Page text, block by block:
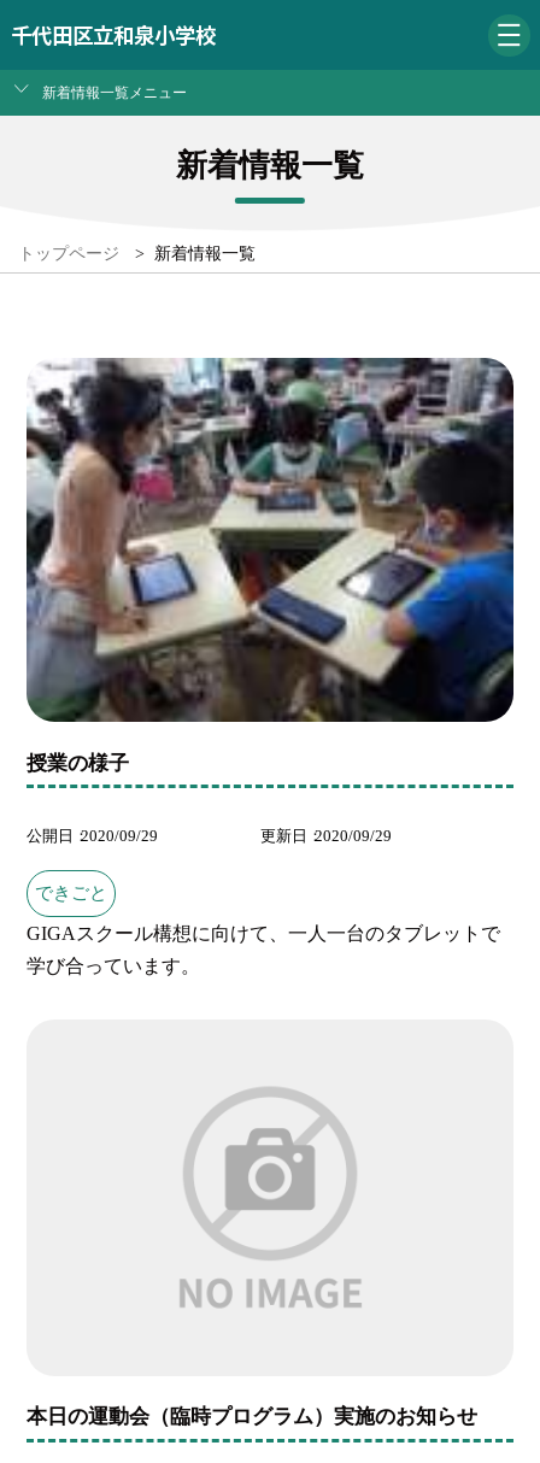
千代田区立和泉小学校
新着情報一覧メニュー
新着情報一覧
トップページ > 新着情報一覧
授業の様子
公開日 2020/09/29 更新日 2020/09/29
できごと
GIGAスクール構想に向けて、一人一台のタブレットで
学び合っています。
本日の運動会（臨時プログラム）実施のお知らせ